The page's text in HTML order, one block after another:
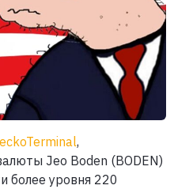
,
Jeo Boden (BODEN)
более уровня 220